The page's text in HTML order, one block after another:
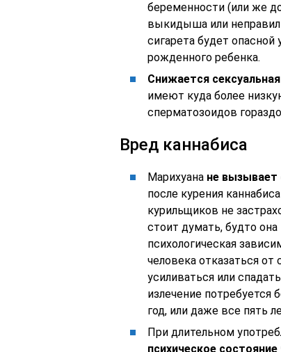
беременности (или же
выкидыша или
сигарета будет
рожденного ребенка.
Снижается
имеют куда более
сперматозоидов
Вред каннабиса
Марихуана не вызывает
после курения
курильщиков не
стоит думать, будто
психологическая
человека отказаться
усиливаться или
излечение
год, или даже все пять
При длительном
психическое состояние